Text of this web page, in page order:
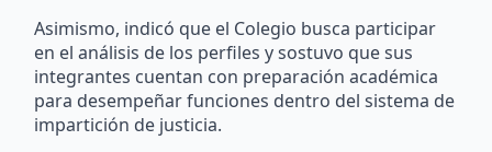
Asimismo, indicó que el Colegio busca participar
en el análisis de los perfiles y sostuvo que sus
integrantes cuentan con preparación académica
para desempeñar funciones dentro del sistema de
impartición de justicia.